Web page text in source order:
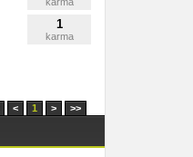
1
karma
< 1 > >>